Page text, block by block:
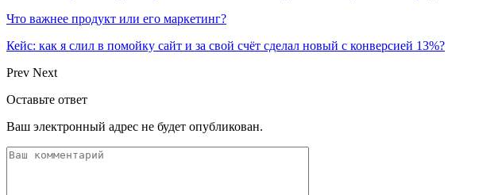
Что важнее продукт или его маркетинг?
Кейс: как я слил в помойку сайт и за свой счёт сделал новый с конверсией 13%?
Prev Next
Оставьте ответ
Ваш электронный адрес не будет опубликован.